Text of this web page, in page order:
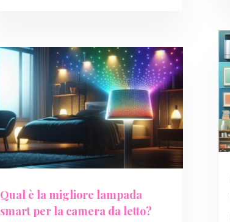
Qual è la migliore lampada
smart per la camera da letto?